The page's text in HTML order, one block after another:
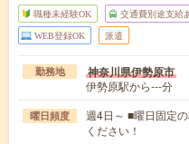
職種未経験OK 交通費別途支給
WEB登録OK 派遣
勤務地 神奈川県伊勢原市
伊勢原駅から---分
曜日頻度
週4日～ ■曜日固定
ください！